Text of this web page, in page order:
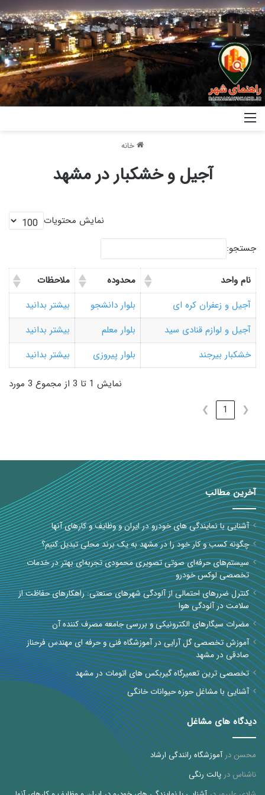
خانه
آجیل و خشکبار در مشهد
نمایش محتویات
جستجو:
نام واحد محدوده
ملاحظات
آجیل و زعفران کره ای
بلوار دانشجو
بیشتر بدانید
آجیل و لوازم قنادی سید
بلوار معلم
بیشتر بدانید
خشکبار بیرجند
بلوار پیروزی بیشتر بدانید
نمایش 1 تا 3 از مجموع 3 مورد
❮
1
❯
آخرین مطالب
آشنایی با نمایندگی های خودرو در ایران و وظایف و کارهای آنها
چگونه کسب و کار خود را در مشهد به یک برند محلی تبدیل کنیم؟
سیستم‌های حرفه‌ای صوتی تصویری محمودی تجربه‌ای بهتر در خدمات
تخصصی لوکس خودرو
کنترل ضررهای احتمالی از آلودگی شهرهای صنعتی: راهکارهای حفاظت از
سلامت در آلودگی هوا
مضرات سیگارهای الکترونیکی و بررسی جامعه مصرف کننده آن
آموزش تخصصی گل آرایی در آموزشگاه فنی و حرفه ای مهندس فرحناز
صادقی در مشهد
تخصصی ترین تعمیرگاه گیربکس های اتومات در مشهد
آشنایی با مشاغل حوزه حیوانات خانگی
دیدگاه های مشاغل
محسندرآموزشگاه رانندگی ارشاد
ناشناسدرپالت رنگی